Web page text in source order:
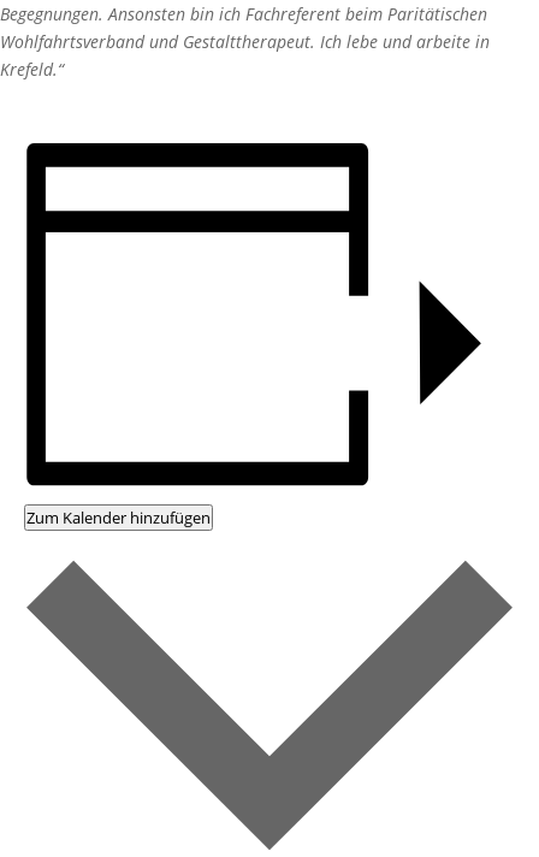
Begegnungen. Ansonsten bin ich Fachreferent beim Paritätischen
Wohlfahrtsverband und Gestalttherapeut. Ich lebe und arbeite in
Krefeld.“
Zum Kalender hinzufügen